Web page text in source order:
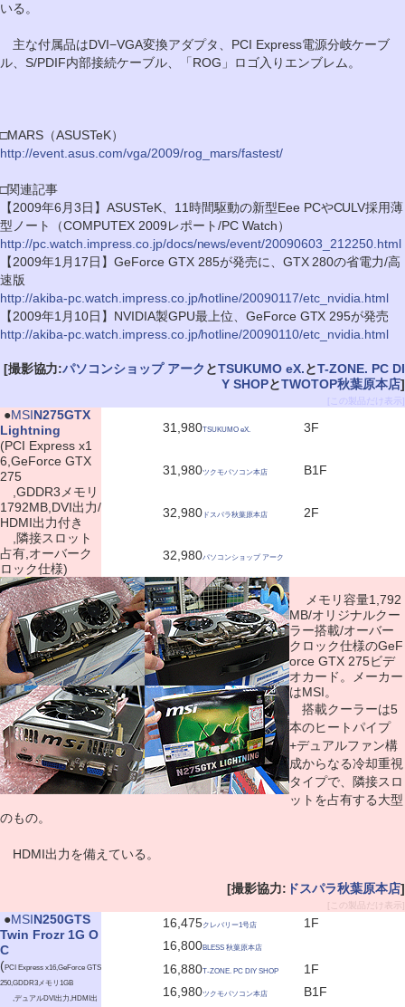
いる。
主な付属品はDVI−VGA変換アダプタ、PCI Express電源分岐ケーブ
ル、S/PDIF内部接続ケーブル、「ROG」ロゴ入りエンブレム。
□MARS（ASUSTeK）
http://event.asus.com/vga/2009/rog_mars/fastest/
□関連記事
【2009年6月3日】ASUSTeK、11時間駆動の新型Eee PCやCULV採用薄
型ノート（COMPUTEX 2009レポート/PC Watch）
http://pc.watch.impress.co.jp/docs/news/event/20090603_212250.html
【2009年1月17日】GeForce GTX 285が発売に、GTX 280の省電力/高
速版
http://akiba-pc.watch.impress.co.jp/hotline/20090117/etc_nvidia.html
【2009年1月10日】NVIDIA製GPU最上位、GeForce GTX 295が発売
http://akiba-pc.watch.impress.co.jp/hotline/20090110/etc_nvidia.html
[撮影協力:パソコンショップ アーク とTSUKUMO eX.とT-ZONE. PC DI
Y SHOPとTWOTOP秋葉原本店]
[この製品だけ表示]
●MSIN275GTX
Lightning
(PCI Express x1
6,GeForce GTX
275
,GDDR3メモリ
1792MB,DVI出力/
HDMI出力付き
,隣接スロット
占有,オーバーク
ロック仕様)
31,980TSUKUMO eX. 3F
31,980ツクモパソコン本店 B1F
32,980 ドスパラ秋葉原本店 2F
32,980パソコンショップ アーク
メモリ容量1,792
MB/オリジナルクー
ラー搭載/オーバー
クロック仕様のGeF
orce GTX 275ビデ
オカード。メーカー
はMSI。
搭載クーラーは5
本のヒートパイプ
+デュアルファン構
成からなる冷却重視
タイプで、隣接スロ
ットを占有する大型
のもの。
HDMI出力を備えている。
[撮影協力: ドスパラ秋葉原本店]
[この製品だけ表示]
●MSIN250GTS
Twin Frozr 1G O
C
(PCI Express x16,GeForce GTS
250,GDDR3メモリ1GB
,デュアルDVI出力,HDMI出
16,475クレバリー1号店
1F
16,800BLESS 秋葉原本店
16,880T-ZONE. PC DIY SHOP
1F
16,980ツクモパソコン本店
B1F